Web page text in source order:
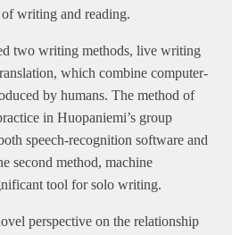
writing and reading.
two writing methods, live writing
which combine computer-
by humans. The method of
in Huopaniemi’s group
speech-recognition software and
second method, machine
tool for solo writing.
perspective on the relationship